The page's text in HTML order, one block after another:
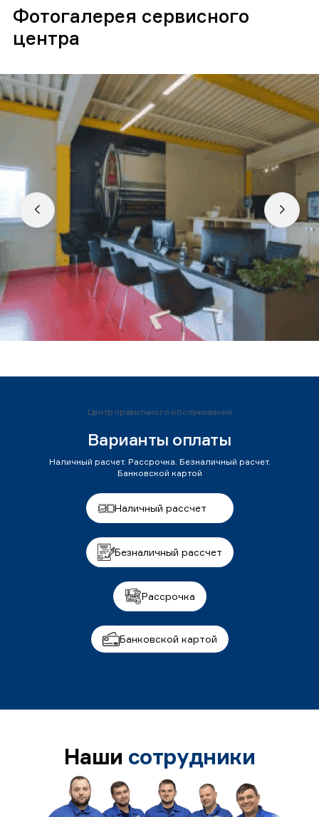
Фотогалерея сервисного
центра
Центр правильного обслуживания
Варианты оплаты
Наличный расчет. Рассрочка. Безналичный расчет.
Банковской картой
Наличный рассчет
Безналичный рассчет
Рассрочка
Банковской картой
Наши сотрудники